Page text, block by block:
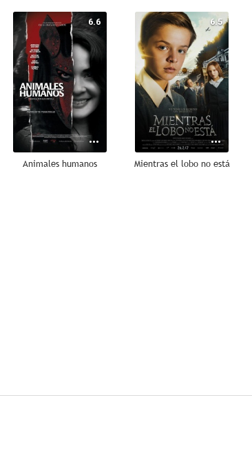
6.6
Animales humanos
6.5
Mientras el lobo no está